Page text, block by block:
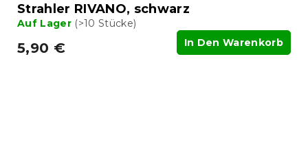
Strahler RIVANO, schwarz
Auf Lager (>10 Stücke)
5,90 € In Den Warenkorb